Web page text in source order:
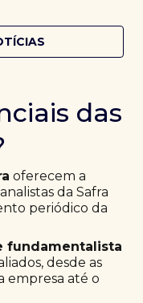
das
oferecem a
da Safra
periódico da
fundamentalista
desde as
empresa até o